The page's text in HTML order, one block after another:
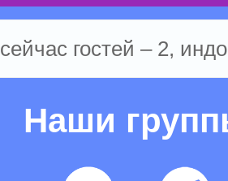
гостей – 2,
Наши